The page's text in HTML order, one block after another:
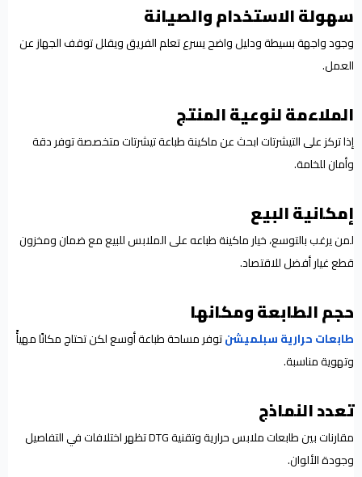
سهولة الاستخدام والصيانة
وجود واجهة بسيطة ودليل واضح يسرع تعلم الفريق ويقلل توقف الجهاز عن
العمل.
الملاءمة لنوعية المنتج
إذا تركز على التيشرتات ابحث عن ماكينة طباعة تيشرتات متخصصة توفر دقة
وأمان للخامة.
إمكانية البيع
لمن يرغب بالتوسع، خيار ماكينة طباعه على الملابس للبيع مع ضمان ومخزون
قطع غيار أفضل للاقتصاد.
حجم الطابعة ومكانها
طابعات حرارية سبلميشنتوفر مساحة طباعة أوسع لكن تحتاج مكانًا مهيأً
وتهوية مناسبة.
تعدد النماذج
مقارنات بين طابعات ملابس حرارية وتقنية DTG تظهر اختلافات في التفاصيل
وجودة الألوان.